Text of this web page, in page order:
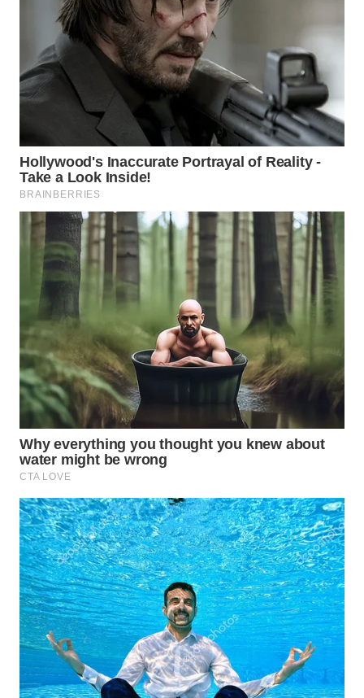
FORWAMKI
ALPERKLINAS
TAMBANG
NEWS
SITUNGIR
NEWS
SIDIKALANG
NEWS
SIBARAGAS
NEWS
METRO
SIANTAR
NEWS
MEDAN
NEWS
METRO
JAKARTA
NEWS
KRT
NEWS